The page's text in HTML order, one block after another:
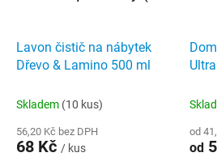
Lavon čistič na nábytek
Dřevo & Lamino 500 ml
Skladem (10 kus)
56,20 Kč bez DPH
68 Kč / kus
od
od